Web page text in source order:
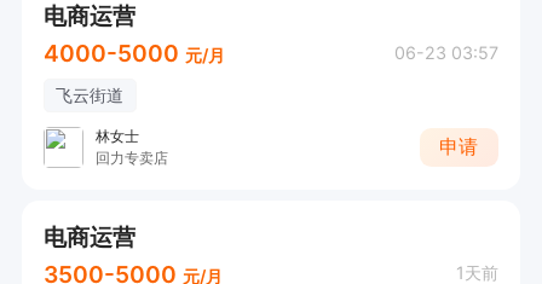
电商运营
4000-5000 元/月 06-23 03:57
飞云街道
林女士
回力专卖店
申请
电商运营
3500-5000 元/月 1天前